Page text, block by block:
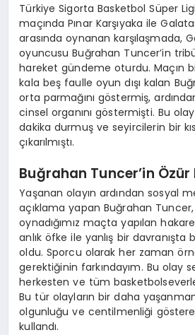
Türkiye Sigorta Basketbol Süper
maçında Pınar Karşıyaka ile
arasında oynanan karşılaşmada,
oyuncusu Buğrahan Tuncer’in
hareket gündeme oturdu. Maçın
kala beş faulle oyun dışı kalan
orta parmağını göstermiş,
cinsel organını göstermişti. Bu
dakika durmuş ve seyircilerin bir
çıkarılmıştı.
Buğrahan Tuncer’in Özür
Yaşanan olayın ardından sosyal
açıklama yapan Buğrahan
oynadığımız maçta yapılan
anlık öfke ile yanlış bir
oldu. Sporcu olarak her zaman
gerektiğinin farkındayım. Bu olay
herkesten ve tüm
Bu tür olayların bir daha
olgunluğu ve centilmenliği
kullandı.